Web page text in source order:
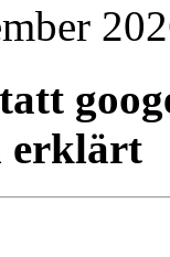
erklärt